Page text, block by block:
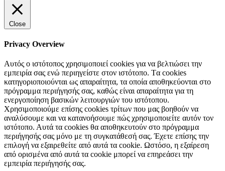
Close
Privacy Overview
Αυτός ο ιστότοπος χρησιμοποιεί cookies για να βελτιώσει την
εμπειρία σας ενώ περιηγείστε στον ιστότοπο. Tα cookies
κατηγοριοποιούνται ως απαραίτητα, τα οποία αποθηκεύονται στο
πρόγραμμα περιήγησής σας, καθώς είναι απαραίτητα για τη
ενεργοποίηση βασικών λειτουργιών του ιστότοπου.
Χρησιμοποιούμε επίσης cookies τρίτων που μας βοηθούν να
αναλύσουμε και να κατανοήσουμε πώς χρησιμοποιείτε αυτόν τον
ιστότοπο. Αυτά τα cookies θα αποθηκευτούν στο πρόγραμμα
περιήγησής σας μόνο με τη συγκατάθεσή σας. Έχετε επίσης την
επιλογή να εξαιρεθείτε από αυτά τα cookie. Ωστόσο, η εξαίρεση
από ορισμένα από αυτά τα cookie μπορεί να επηρεάσει την
εμπειρία περιήγησής σας.